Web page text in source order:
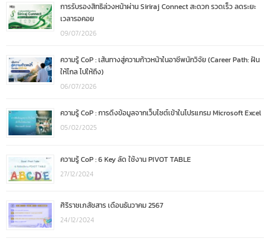
การรับรองสิทธิล่วงหน้าผ่าน Siriraj Connect สะดวก รวดเร็ว ลดระยะ
เวลารอคอย
09/07/2026
ความรู้ CoP : เส้นทางสู่ความก้าวหน้าในอาชีพนักวิจัย (Career Path: ฝัน
ให้ไกล ไปให้ถึง)
06/07/2026
ความรู้ CoP : การดึงข้อมูลจากเว็บไซต์เข้าในโปรแกรม Microsoft Excel
05/02/2025
ความรู้ CoP : 6 Key ลัด ใช้งาน PIVOT TABLE
27/12/2024
ศิริราชเภสัชสาร เดือนธันวาคม 2567
24/12/2024